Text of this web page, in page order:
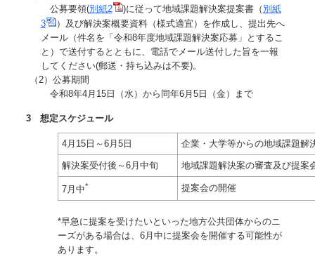
公募要領(別紙2 )に従って地域課題解決案提案書（ 別紙
3
）及び解決案概要資料（様式適宜）を作成し、提出先へ
メール（件名を「令和8年度地域課題解決案応募」とするこ
と）で送付するとともに、電話でメール送付した旨を一報
してください(郵送・持ち込みは不要)。
（2）公募期間
令和8年4月15日（水）から同年6月5日（金）まで
3 想定スケジュール
4月15日～6月5日 企業・大学等からの地域課題解
解決案受付後～6月中旬 地域課題解決案の審査及び提案
7月中* 提案会の開催
*早急に提案を受けたいといった地方公共団体からのニ
ーズがある場合は、6月中に提案会を開催する可能性が
あります。